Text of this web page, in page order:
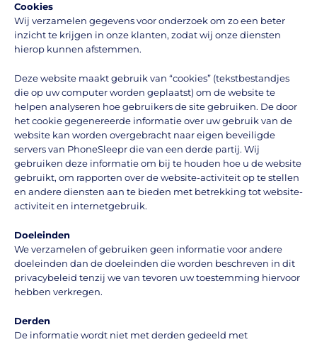
Cookies
Wij verzamelen gegevens voor onderzoek om zo een beter
inzicht te krijgen in onze klanten, zodat wij onze diensten
hierop kunnen afstemmen.
Deze website maakt gebruik van “cookies” (tekstbestandjes
die op uw computer worden geplaatst) om de website te
helpen analyseren hoe gebruikers de site gebruiken. De door
het cookie gegenereerde informatie over uw gebruik van de
website kan worden overgebracht naar eigen beveiligde
servers van PhoneSleepr die van een derde partij. Wij
gebruiken deze informatie om bij te houden hoe u de website
gebruikt, om rapporten over de website-activiteit op te stellen
en andere diensten aan te bieden met betrekking tot website-
activiteit en internetgebruik.
Doeleinden
We verzamelen of gebruiken geen informatie voor andere
doeleinden dan de doeleinden die worden beschreven in dit
privacybeleid tenzij we van tevoren uw toestemming hiervoor
hebben verkregen.
Derden
De informatie wordt niet met derden gedeeld met